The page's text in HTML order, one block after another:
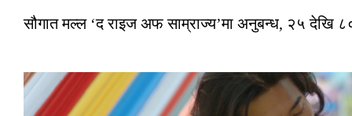
सौगात मल्ल ‘द राइज अफ साम्राज्य’मा अनुबन्ध, २५ देखि